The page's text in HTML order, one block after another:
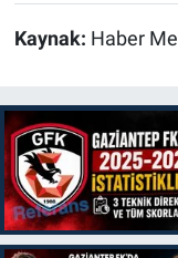
Kaynak: Haber